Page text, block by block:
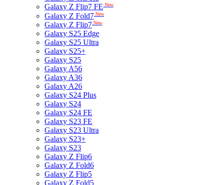
Galaxy Z Flip7 FE New
Galaxy Z Fold7 New
Galaxy Z Flip7 New
Galaxy S25 Edge
Galaxy S25 Ultra
Galaxy S25+
Galaxy S25
Galaxy A56
Galaxy A36
Galaxy A26
Galaxy S24 Plus
Galaxy S24
Galaxy S24 FE
Galaxy S23 FE
Galaxy S23 Ultra
Galaxy S23+
Galaxy S23
Galaxy Z Flip6
Galaxy Z Fold6
Galaxy Z Flip5
Galaxy Z Fold5